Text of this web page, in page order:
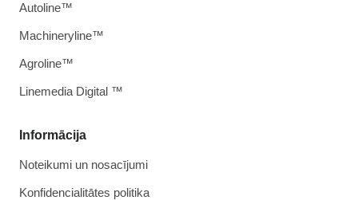
Informācija
Noteikumi un nosacījumi
Konfidencialitātes politika
Autoline™
Machineryline™
Agroline™
Linemedia Digital ™